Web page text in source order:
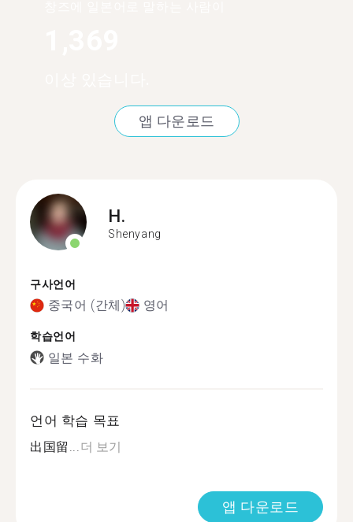
앱 다운로드
H.
Shenyang
구사언어
중국어 (간체) 영어
학습언어
일본 수화
언어 학습 목표
出国留... 더 보기
앱 다운로드